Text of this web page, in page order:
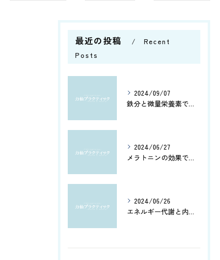
最近の投稿
Recent
Posts
2024/09/07
鉄分と微量栄養素で健康管理
2024/06/27
メラトニンの効果で、よく眠れてホルモン分泌もアップ！カルシウムとアミノ酸で健康脳を維持しよう
2024/06/26
エネルギー代謝と内臓機能を改善！筋肉の活性化と骨盤調整がもたらす健康への効果とは？